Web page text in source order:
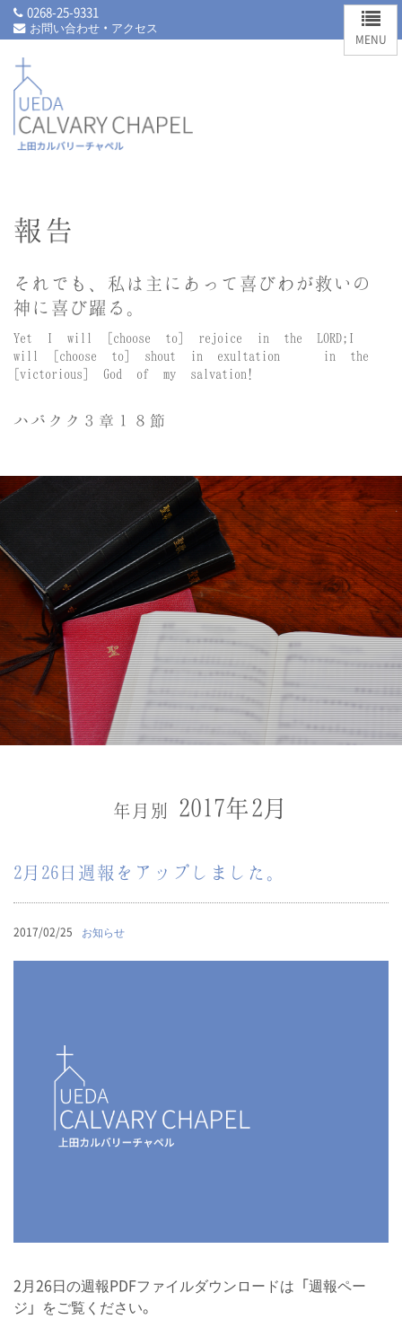
0268-25-9331
お問い合わせ・アクセス
報告
それでも、私は主にあって喜びわが救いの
神に喜び躍る。
Yet I will [choose to] rejoice in the LORD; I
will [choose to] shout in exultation in the
[victorious] God of my salvation!
ハバクク３章１８節
年月別 2017年2月
2月26日週報をアップしました。
2017/02/25 お知らせ
2月26日の週報PDFファイルダウンロードは「週報ペー
ジ」をご覧ください。